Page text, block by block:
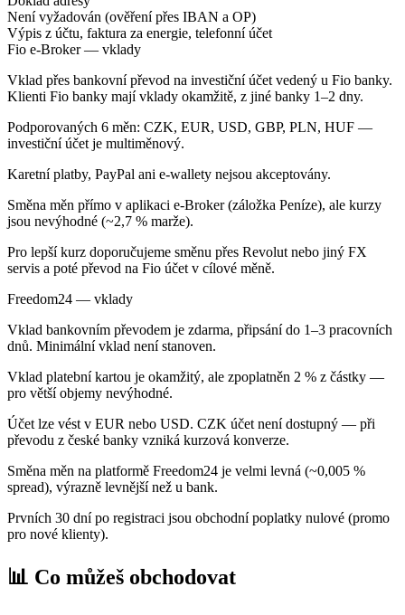
Není vyžadován (ověření přes IBAN a OP)
Výpis z účtu, faktura za energie, telefonní účet
Fio e-Broker — vklady
Vklad přes bankovní převod na investiční účet vedený u Fio banky.
Klienti Fio banky mají vklady okamžitě, z jiné banky 1–2 dny.
Podporovaných 6 měn: CZK, EUR, USD, GBP, PLN, HUF —
investiční účet je multiměnový.
Karetní platby, PayPal ani e-wallety nejsou akceptovány.
Směna měn přímo v aplikaci e-Broker (záložka Peníze), ale kurzy
jsou nevýhodné (~2,7 % marže).
Pro lepší kurz doporučujeme směnu přes Revolut nebo jiný FX
servis a poté převod na Fio účet v cílové měně.
Freedom24 — vklady
Vklad bankovním převodem je zdarma, připsání do 1–3 pracovních
dnů. Minimální vklad není stanoven.
Vklad platební kartou je okamžitý, ale zpoplatněn 2 % z částky —
pro větší objemy nevýhodné.
Účet lze vést v EUR nebo USD. CZK účet není dostupný — při
převodu z české banky vzniká kurzová konverze.
Směna měn na platformě Freedom24 je velmi levná (~0,005 %
spread), výrazně levnější než u bank.
Prvních 30 dní po registraci jsou obchodní poplatky nulové (promo
pro nové klienty).
📊 Co můžeš obchodovat